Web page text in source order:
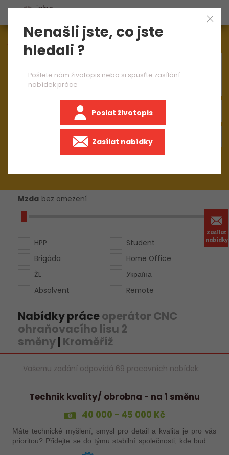
Zasílat
nabídky
Aktuálně1545nabídek práce
Mzda bez omezení
HPP
Brigáda
ŽL
Absolvent
Student
Home Office
Україна
Remote
Nabídky práceoperátor CNC
ohraňovacího lisu 2
směny| Kroměříž
Vašemu zadání odpovídá 69 pracovních nabídek:
Technik kvality/ obrobna - na 1 směnu
40 000 - 45 000 Kč
Máte technické myšlení, smysl pro detail a kvalita je pro vás
prioritou? Přidejte se do týmu stabilní společnosti, kde budete
mít možnost podílet se na zajištění kvality výroby a
Nenašli jste, co jste
hledali ?
Pošlete nám životopis nebo si spusťte zasílání
nabídek práce
Poslat životopis
Zasílat nabídky